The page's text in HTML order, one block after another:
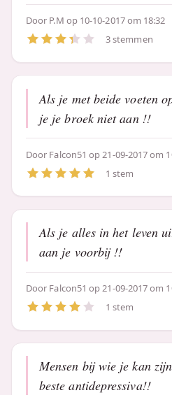
Door P.M op 10-10-2017 om 18:32
3 stemmen
Als je met beide voeten
je je broek niet aan !!
Door Falcon51 op 21-09-2017 om
1 stem
Als je alles in het leven
aan je voorbij !!
Door Falcon51 op 21-09-2017 om
1 stem
Mensen bij wie je kan
beste antidepressiva!!